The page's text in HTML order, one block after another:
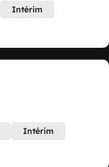
Intérim
Intérim